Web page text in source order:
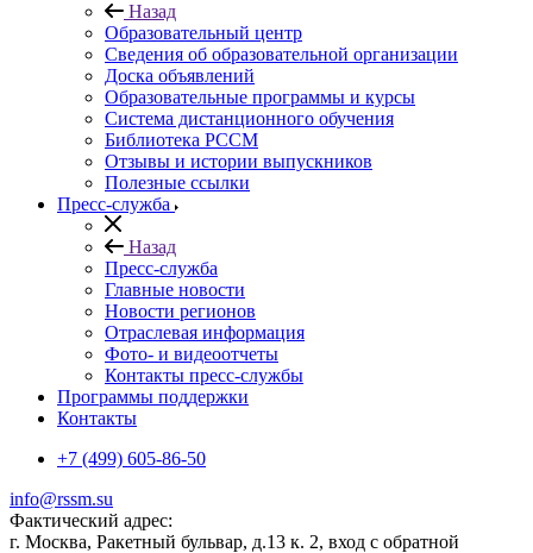
Назад
Образовательный центр
Сведения об образовательной организации
Доска объявлений
Образовательные программы и курсы
Система дистанционного обучения
Библиотека РССМ
Отзывы и истории выпускников
Полезные ссылки
Пресс-служба
Назад
Пресс-служба
Главные новости
Новости регионов
Отраслевая информация
Фото- и видеоотчеты
Контакты пресс-службы
Программы поддержки
Контакты
+7 (499) 605-86-50
info@rssm.su
Фактический адрес:
г. Москва, Ракетный бульвар, д.13 к. 2, вход с обратной